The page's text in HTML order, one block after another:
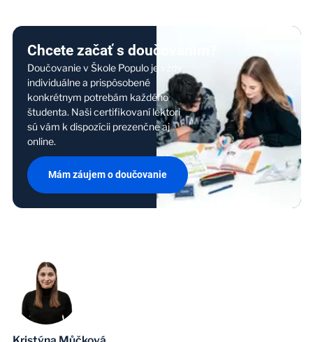
Chcete začať s doučovaním?
Doučovanie v Škole Populo je vždy
individuálne a prispôsobené
konkrétnym potrebám každého
študenta. Naši certifikovaní lektori
sú vám k dispozícii prezenčne aj
online.
Mám záujem o doučovanie